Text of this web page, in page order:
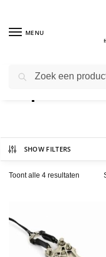
MENU
SHOW FILTERS
Toont alle 4 resultaten